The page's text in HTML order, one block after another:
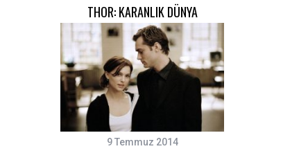
THOR: KARANLIK DÜNYA
9 Temmuz 2014
h
o
r
: